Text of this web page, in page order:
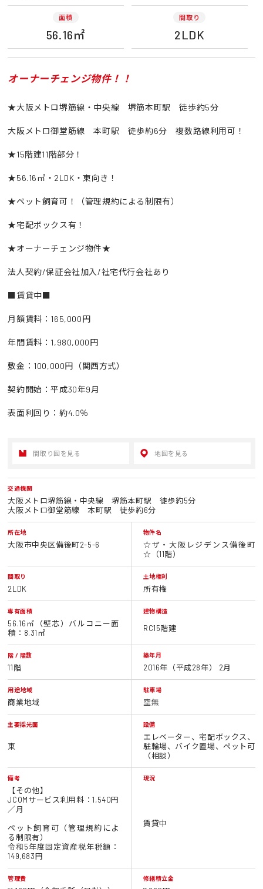
面積
56.16㎡
間取り
2LDK
オーナーチェンジ物件！！
★大阪メトロ堺筋線・中央線 堺筋本町駅 徒歩約5分
大阪メトロ御堂筋線 本町駅 徒歩約6分 複数路線利用可！
★15階建11階部分！
★56.16㎡・2LDK・東向き！
★ペット飼育可！（管理規約による制限有）
★宅配ボックス有！
★オーナーチェンジ物件★
法人契約/保証会社加入/社宅代行会社あり
■賃貸中■
月額賃料：165,000円
年間賃料：1,980,000円
敷金：100,000円（関西方式）
契約開始：平成30年9月
表面利回り：約4.0％
間取り図を見る 地図を見る
交通機関
大阪メトロ堺筋線・中央線 堺筋本町駅 徒歩約5分
大阪メトロ御堂筋線 本町駅 徒歩約6分
所在地
大阪市中央区備後町2-5-6
物件名
☆ザ・大阪レジデンス備後町
☆（11階）
間取り
2LDK
土地権利
所有権
専有面積
56.16㎡（壁芯）バルコニー面
積：8.31㎡
建物構造
RC15階建
階 / 階数
11階
築年月
2016年（平成28年） 2月
用途地域
商業地域
駐車場
空無
主要採光面
東
設備
エレベーター、宅配ボックス、
駐輪場、バイク置場、ペット可
（相談）
備考
【その他】
JCOMサービス利用料：1,540円
／月
ペット飼育可（管理規約によ
る制限有）
令和5年度固定資産税年税額：
149,683円
現況
賃貸中
管理費 修繕積立金